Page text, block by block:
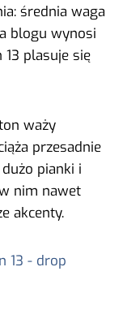
średnia waga
blogu wynosi
plasuje się
waży
przesadnie
pianki i
nim nawet
akcenty.